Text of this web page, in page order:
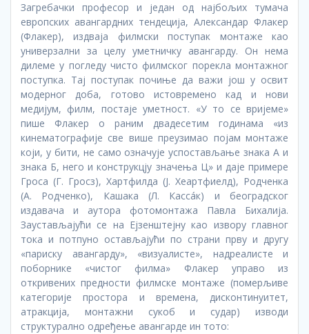
Загребачки професор и један од најбољих тумача
европских авангардних тендеција, Александар Флакер
(Флакер), издваја филмски поступак монтаже као
универзални за целу уметничку авангарду. Он нема
дилеме у погледу чисто филмског порекла монтажног
поступка. Тај поступак почиње да важи још у освит
модерног доба, готово истовремено кад и нови
медијум, филм, постаје уметност. «У то се вријеме»
пише Флакер о раним двадесетим годинама «из
кинематографије све више преузимао појам монтаже
који, у бити, не само означује успостављање знака А и
знака Б, него и конструкцју значења Ц» и даје примере
Гроса (Г. Гросз), Хартфилда (Ј. Хеартфиелд), Родченка
(А. Родченко), Кашака (Л. Кассáк) и београдског
издавача и аутора фотомонтажа Павла Бихалија.
Заустављајући се на Ејзенштејну као извору главног
тока и потпуно остављајући по страни прву и другу
«париску авангарду», «визуалисте», надреалисте и
поборнике «чистог филма» Флакер управо из
откривених предности филмске монтаже (померљиве
категорије простора и времена, дисконтинуитет,
атракција, монтажни сукоб и судар) изводи
структурално одређење авангарде ин тото: